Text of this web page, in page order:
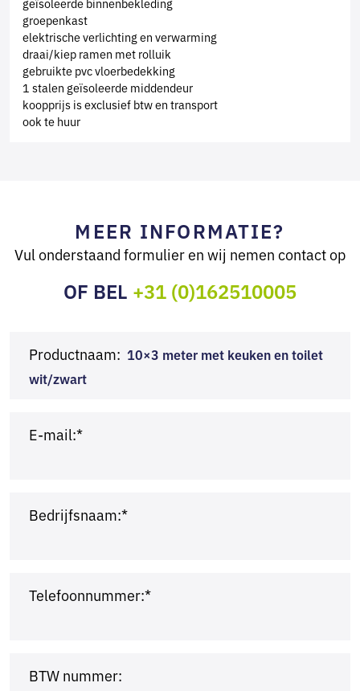
groepenkast
elektrische verlichting en verwarming
draai/kiep ramen met rolluik
gebruikte pvc vloerbedekking
1 stalen geïsoleerde middendeur
koopprijs is exclusief btw en transport
ook te huur
MEER INFORMATIE?
Vul onderstaand formulier en wij nemen contact op
OF BEL +31 (0)162510005
Productnaam: 10×3 meter met keuken en toilet
wit/zwart
E-mail:*
Bedrijfsnaam:*
Telefoonnummer:*
BTW nummer: